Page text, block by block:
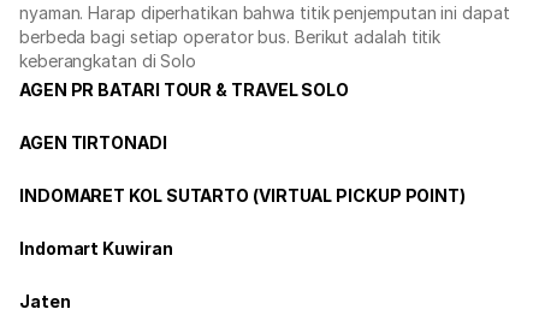
nyaman. Harap diperhatikan bahwa titik penjemputan ini dapat
berbeda bagi setiap operator bus. Berikut adalah titik
keberangkatan di Solo
AGEN PR BATARI TOUR & TRAVEL SOLO
AGEN TIRTONADI
INDOMARET KOL SUTARTO (VIRTUAL PICKUP POINT)
Indomart Kuwiran
Jaten